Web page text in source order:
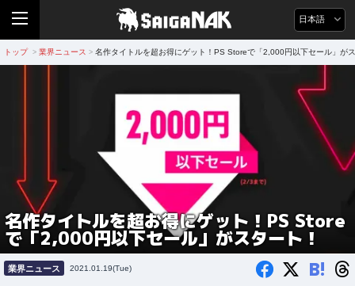
日本語
トップ > 業界ニュース > 名作タイトルを超お得にゲット！PS Storeで「2,000円以下セール」が
名作タイトルを超お得にゲット！PS Store
で「2,000円以下セール」がスタート！
業界ニュース 2021.01.19(Tue) B!